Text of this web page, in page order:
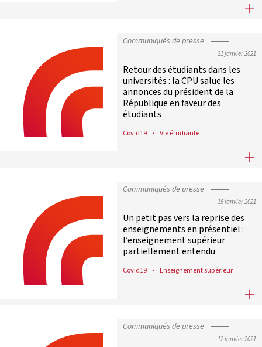
Covid-19 : la CPU se félicite du
Communiqués de presse
21 janvier 2021
Retour des étudiants dans les
universités : la CPU salue les
annonces du président de la
République en faveur des
étudiants
Covid19 Vie étudiante
Retour des étudiants dans les
Communiqués de presse
15 janvier 2021
Un petit pas vers la reprise des
enseignements en présentiel :
l’enseignement supérieur
partiellement entendu
Covid19 Enseignement supérieur
Un petit pas vers la reprise des
Communiqués de presse
12 janvier 2021